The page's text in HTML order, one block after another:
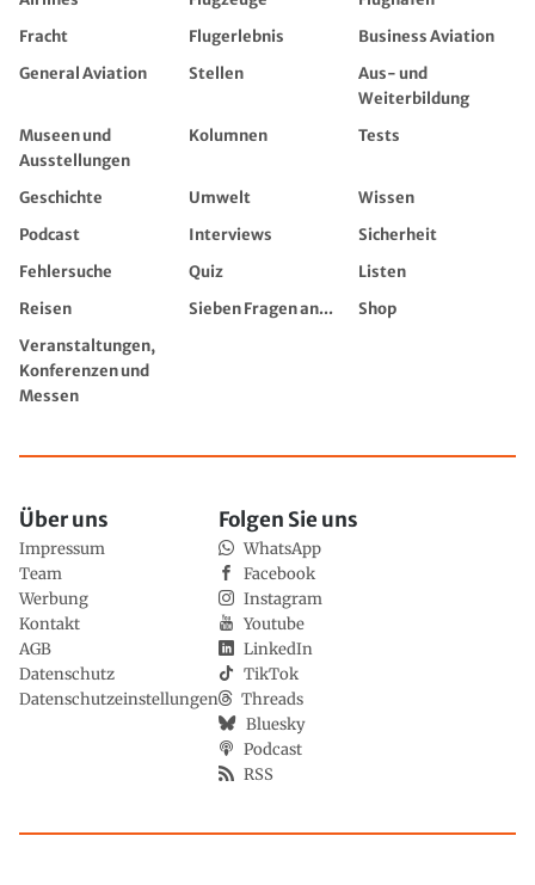
Fracht
Flugerlebnis
Business Aviation
General Aviation
Stellen
Aus- und
Weiterbildung
Museen und
Ausstellungen
Kolumnen Tests
Geschichte Umwelt
Wissen
Podcast
Interviews
Sicherheit
Fehlersuche
Quiz
Listen
Reisen
Sieben Fragen an...
Shop
Veranstaltungen,
Konferenzen und
Messen
Über uns
Impressum
Team
Werbung
Kontakt
AGB
Datenschutz
Datenschutzeinstellungen
Folgen Sie uns
WhatsApp
Facebook
Instagram
Youtube
LinkedIn
TikTok
Threads
Bluesky
Podcast
RSS